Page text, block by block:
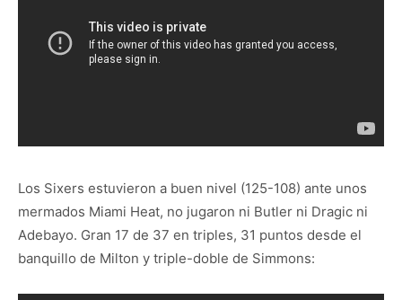
Los Sixers estuvieron a buen nivel (125-108) ante unos
mermados Miami Heat, no jugaron ni Butler ni Dragic ni
Adebayo. Gran 17 de 37 en triples, 31 puntos desde el
banquillo de Milton y triple-doble de Simmons: